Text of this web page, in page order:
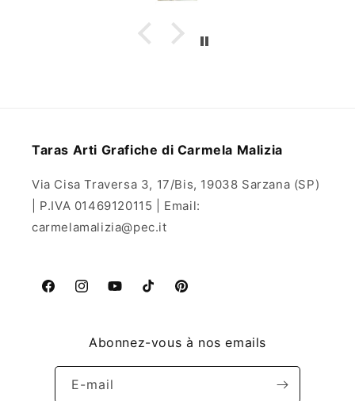
Taras Arti Grafiche di Carmela Malizia
Via Cisa Traversa 3, 17/Bis, 19038 Sarzana (SP)
| P.IVA 01469120115 | Email:
carmelamalizia@pec.it
FacebookInstagramYouTubeTikTok Pinterest
Abonnez-vous à nos emails
E-mail